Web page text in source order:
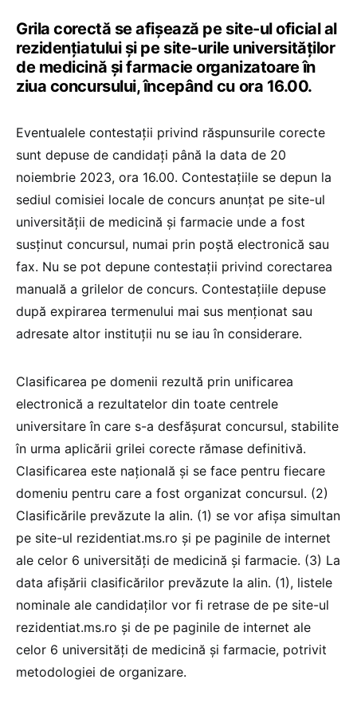
Grila corectă se afișează pe site-ul oficial al
rezidențiatului și pe site-urile universităților
de medicină și farmacie organizatoare în
ziua concursului, începând cu ora 16.00.
Eventualele contestații privind răspunsurile corecte
sunt depuse de candidați până la data de 20
noiembrie 2023, ora 16.00. Contestațiile se depun la
sediul comisiei locale de concurs anunțat pe site-ul
universității de medicină și farmacie unde a fost
susținut concursul, numai prin poștă electronică sau
fax. Nu se pot depune contestații privind corectarea
manuală a grilelor de concurs. Contestațiile depuse
după expirarea termenului mai sus menționat sau
adresate altor instituții nu se iau în considerare.
Clasificarea pe domenii rezultă prin unificarea
electronică a rezultatelor din toate centrele
universitare în care s-a desfășurat concursul, stabilite
în urma aplicării grilei corecte rămase definitivă.
Clasificarea este națională și se face pentru fiecare
domeniu pentru care a fost organizat concursul. (2)
Clasificările prevăzute la alin. (1) se vor afișa simultan
pe site-ul rezidentiat.ms.ro și pe paginile de internet
ale celor 6 universități de medicină și farmacie. (3) La
data afișării clasificărilor prevăzute la alin. (1), listele
nominale ale candidaților vor fi retrase de pe site-ul
rezidentiat.ms.ro și de pe paginile de internet ale
celor 6 universități de medicină și farmacie, potrivit
metodologiei de organizare.